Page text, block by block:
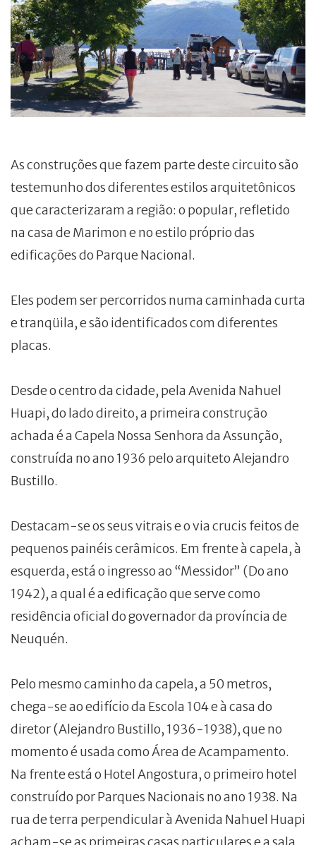
As construções que fazem parte deste circuito são
testemunho dos diferentes estilos arquitetônicos
que caracterizaram a região: o popular, refletido
na casa de Marimon e no estilo próprio das
edificações do Parque Nacional.
Eles podem ser percorridos numa caminhada curta
e tranqüila, e são identificados com diferentes
placas.
Desde o centro da cidade, pela Avenida Nahuel
Huapi, do lado direito, a primeira construção
achada é a Capela Nossa Senhora da Assunção,
construída no ano 1936 pelo arquiteto Alejandro
Bustillo.
Destacam-se os seus vitrais e o via crucis feitos de
pequenos painéis cerâmicos. Em frente à capela, à
esquerda, está o ingresso ao “Messidor” (Do ano
1942), a qual é a edificação que serve como
residência oficial do governador da província de
Neuquén.
Pelo mesmo caminho da capela, a 50 metros,
chega-se ao edifício da Escola 104 e à casa do
diretor (Alejandro Bustillo, 1936-1938), que no
momento é usada como Área de Acampamento.
Na frente está o Hotel Angostura, o primeiro hotel
construído por Parques Nacionais no ano 1938. Na
rua de terra perpendicular à Avenida Nahuel Huapi